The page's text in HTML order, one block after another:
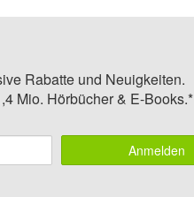
Rabatte und Neuigkeiten.
Mio. Hörbücher & E-Books.*
Anmelden